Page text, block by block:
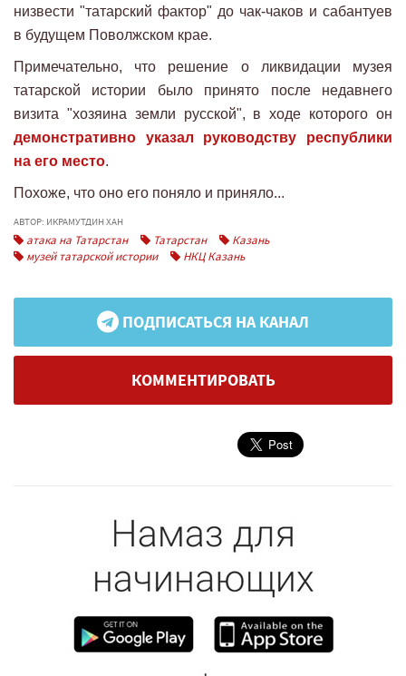
низвести "татарский фактор" до чак-чаков и сабантуев
в будущем Поволжском крае.
Примечательно, что решение о ликвидации музея
татарской истории было принято после недавнего
визита "хозяина земли русской", в ходе которого он
демонстративно указал руководству республики
на его место.
Похоже, что оно его поняло и приняло...
АВТОР: ИКРАМУТДИН ХАН
атака на Татарстан Татарстан
Казань
музей татарской истории
НКЦ Казань
ПОДПИСАТЬСЯ НА КАНАЛ
КОММЕНТИРОВАТЬ